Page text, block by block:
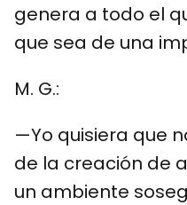
genera a todo el
que sea de una
M. G.:
—Yo quisiera que
de la creación de
un ambiente